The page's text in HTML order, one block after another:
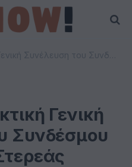
Γενική
Συνδέσμου